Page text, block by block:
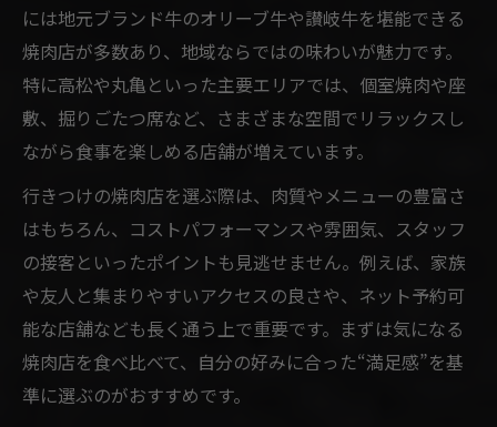
には地元ブランド牛のオリーブ牛や讃岐牛を堪能できる
焼肉店が多数あり、地域ならではの味わいが魅力です。
特に高松や丸亀といった主要エリアでは、個室焼肉や座
敷、掘りごたつ席など、さまざまな空間でリラックスし
ながら食事を楽しめる店舗が増えています。
行きつけの焼肉店を選ぶ際は、肉質やメニューの豊富さ
はもちろん、コストパフォーマンスや雰囲気、スタッフ
の接客といったポイントも見逃せません。例えば、家族
や友人と集まりやすいアクセスの良さや、ネット予約可
能な店舗なども長く通う上で重要です。まずは気になる
焼肉店を食べ比べて、自分の好みに合った“満足感”を基
準に選ぶのがおすすめです。